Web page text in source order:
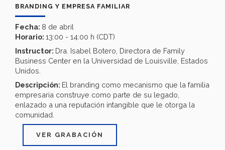
BRANDING Y EMPRESA FAMILIAR
Fecha: 8 de abril
Horario: 13:00 - 14:00 h (CDT)
Instructor: Dra. Isabel Botero, Directora de Family
Business Center en la Universidad de Louisville, Estados
Unidos.
Descripción: El branding como mecanismo que la familia
empresaria construye como parte de su legado,
enlazado a una reputación intangible que le otorga la
comunidad.
VER GRABACIÓN